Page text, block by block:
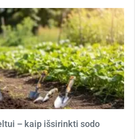
– kaip išsirinkti sodo